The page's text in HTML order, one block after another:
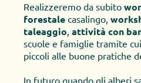
Realizzeremo da subito
forestale casalingo,
taleaggio, attività con
scuole e famiglie tramite
piccoli alle buone pratiche
In futuro quando gli alberi